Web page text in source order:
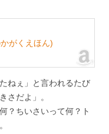
がくえほん)
ねぇ」と言われるたび
さだよ」。
？ちいさいって何？ト